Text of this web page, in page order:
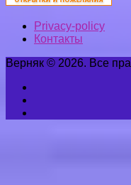
Privacy-policy
Контакты
Верняк © 2026. Все